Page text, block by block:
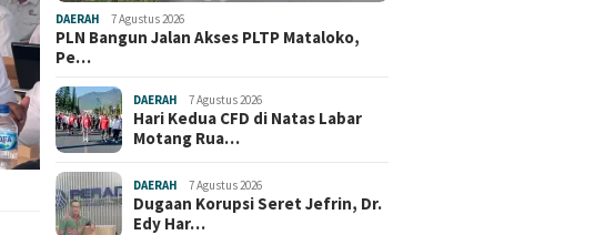
DAERAH 7 Agustus 2026
PLN Bangun Jalan Akses PLTP Mataloko,
Pe…
DAERAH 7 Agustus 2026
Hari Kedua CFD di Natas Labar
Motang Rua…
DAERAH 7 Agustus 2026
Dugaan Korupsi Seret Jefrin, Dr.
Edy Har…